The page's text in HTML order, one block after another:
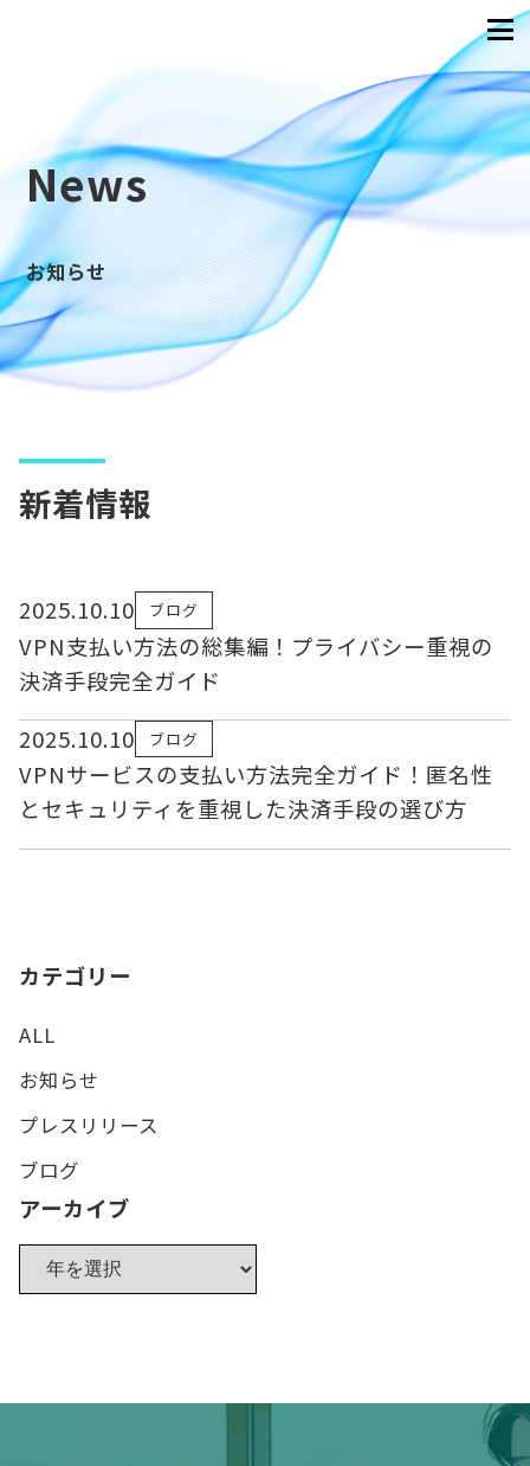
News
お知らせ
新着情報
2025.10.10 ブログ
VPN支払い方法の総集編！プライバシー重視の
決済手段完全ガイド
2025.10.10
ブログ
VPNサービスの支払い方法完全ガイド！匿名性
とセキュリティを重視した決済手段の選び方
カテゴリー
ALL
お知らせ
プレスリリース
ブログ
アーカイブ